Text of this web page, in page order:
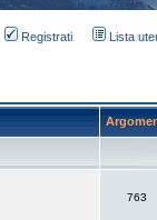
Registrati Lista
763